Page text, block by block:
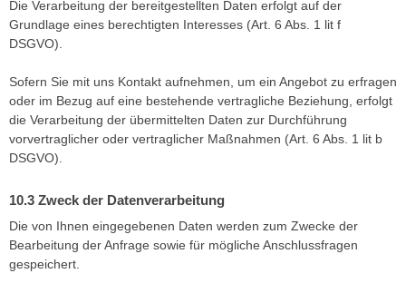
Die Verarbeitung der bereitgestellten Daten erfolgt auf der
Grundlage eines berechtigten Interesses (Art. 6 Abs. 1 lit f
DSGVO).
Sofern Sie mit uns Kontakt aufnehmen, um ein Angebot zu erfragen
oder im Bezug auf eine bestehende vertragliche Beziehung, erfolgt
die Verarbeitung der übermittelten Daten zur Durchführung
vorvertraglicher oder vertraglicher Maßnahmen (Art. 6 Abs. 1 lit b
DSGVO).
Zweck der Datenverarbeitung
Die von Ihnen eingegebenen Daten werden zum Zwecke der
Bearbeitung der Anfrage sowie für mögliche Anschlussfragen
gespeichert.